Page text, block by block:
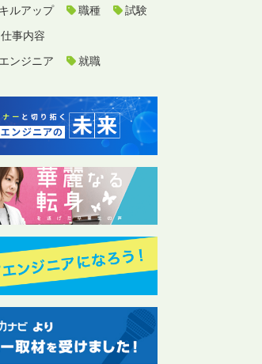
ルアップ 職種
試験
仕事内容
ンジニア
就職